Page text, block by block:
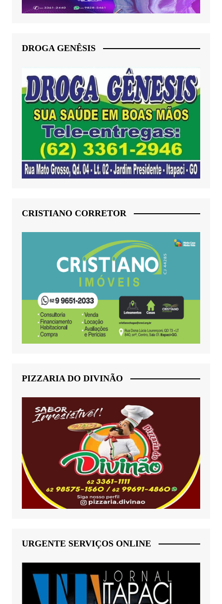
DROGA GENÊSIS
CRISTIANO CORRETOR
PIZZARIA DO DIVINÃO
URGENTE SERVIÇOS ONLINE